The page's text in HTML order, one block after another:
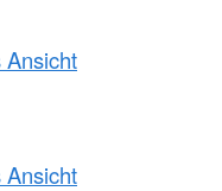
Ansicht
Ansicht